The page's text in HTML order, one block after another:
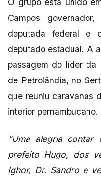
O grupo está unido
Campos
deputada federal e
deputado estadual. A
passagem do líder da
de Petrolândia, no
que reuniu caravanas
interior pernambucano.
“Uma alegria
prefeito Hugo, dos
Ighor, Dr. Sandro e